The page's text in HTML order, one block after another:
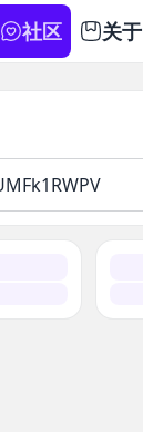
社区 关于